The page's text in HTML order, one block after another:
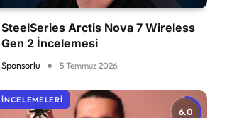
SteelSeries Arctis Nova 7 Wireless
Gen 2 İncelemesi
Sponsorlu 5 Temmuz 2026
6.0